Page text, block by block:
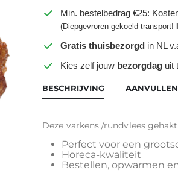
Min. bestelbedrag €25:
(Diepgevroren gekoeld transport!
Gratis thuisbezorgd in NL
Kies zelf jouw bezorgdag uit
BESCHRIJVING
Deze varkens /rundvlees
Perfect voor een
Horeca-kwaliteit
Bestellen, opwarmen